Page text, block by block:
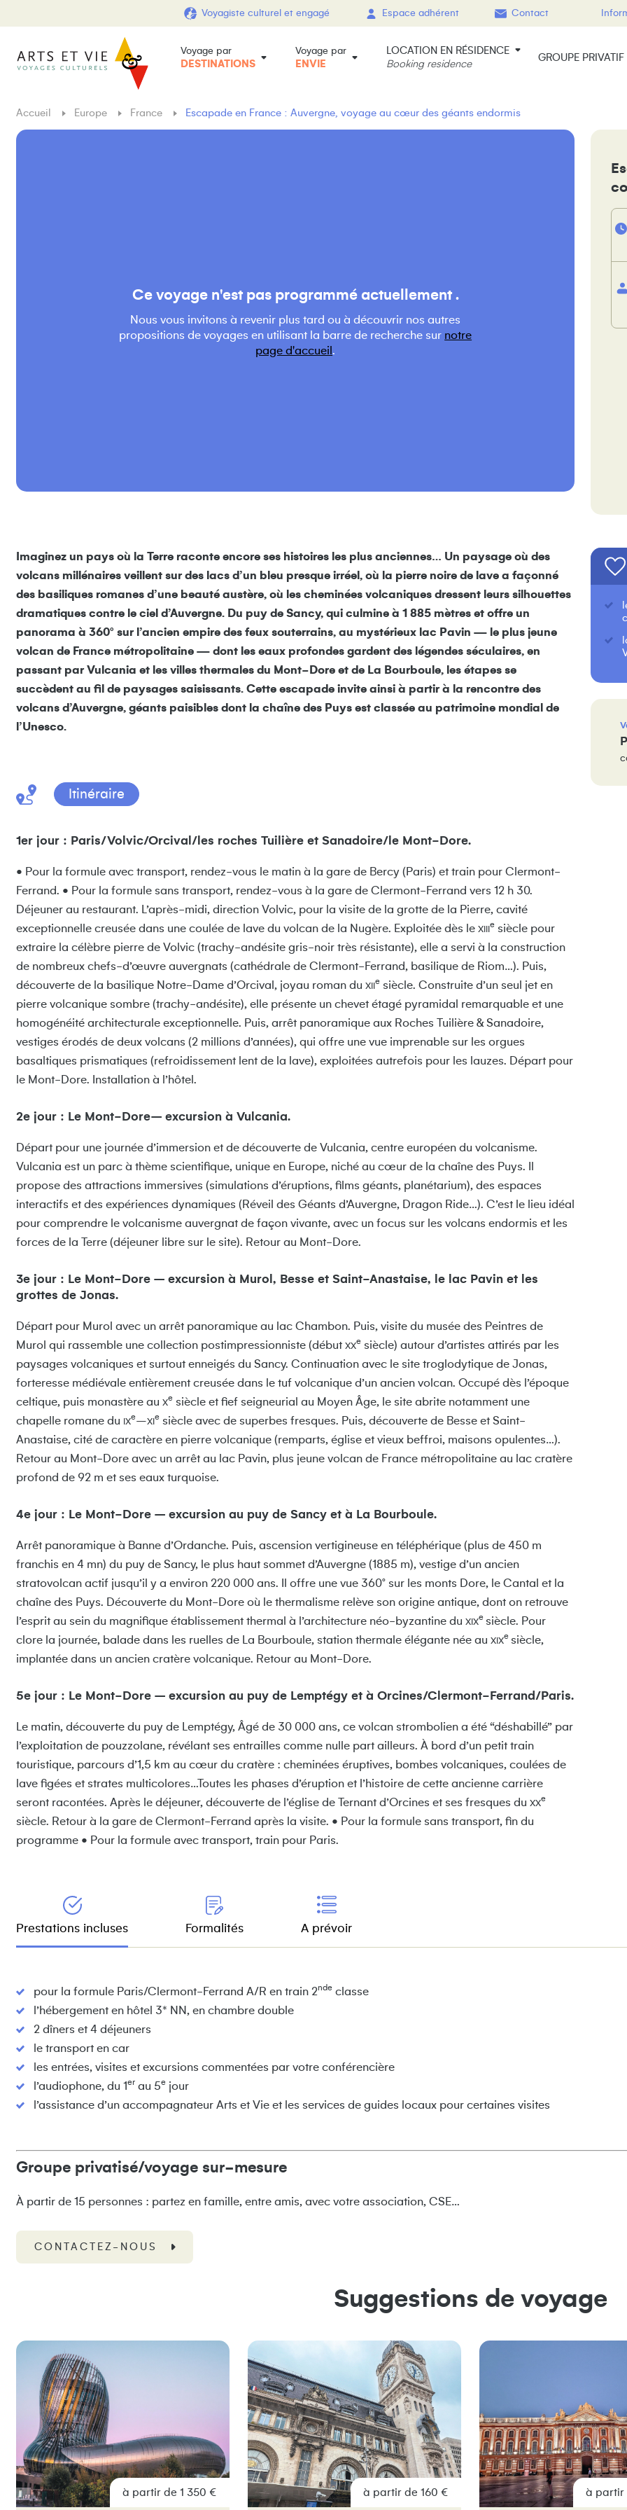
Voyagiste culturel et engagé Espace adhérent Contact
Voyage par
DESTINATIONS
Voyage par
ENVIE
LOCATION EN RÉSIDENCE
Booking residence
GROUPE PRIVATIF
Accueil Europe France Escapade en France : Auvergne, voyage au cœur des géants endormis
Ce voyage n'est pas programmé actuellement .
Nous vous invitons à revenir plus tard ou à découvrir nos autres
propositions de voyages en utilisant la barre de recherche sur notre
page d'accueil.
Imaginez un pays où la Terre raconte encore ses histoires les plus anciennes… Un paysage où des
volcans millénaires veillent sur des lacs d’un bleu presque irréel, où la pierre noire de lave a façonné
des basiliques romanes d’une beauté austère, où les cheminées volcaniques dressent leurs silhouettes
dramatiques contre le ciel d’Auvergne. Du puy de Sancy, qui culmine à 1 885 mètres et offre un
panorama à 360° sur l’ancien empire des feux souterrains, au mystérieux lac Pavin — le plus jeune
volcan de France métropolitaine — dont les eaux profondes gardent des légendes séculaires, en
passant par Vulcania et les villes thermales du Mont-Dore et de La Bourboule, les étapes se
succèdent au fil de paysages saisissants. Cette escapade invite ainsi à partir à la rencontre des
volcans d’Auvergne, géants paisibles dont la chaîne des Puys est classée au patrimoine mondial de
l’Unesco.
Itinéraire
1er jour : Paris/Volvic/Orcival/les roches Tuilière et Sanadoire/le Mont-Dore.
• Pour la formule avec transport, rendez-vous le matin à la gare de Bercy (Paris) et train pour Clermont-
Ferrand. • Pour la formule sans transport, rendez-vous à la gare de Clermont-Ferrand vers 12 h 30.
Déjeuner au restaurant. L’après-midi, direction Volvic, pour la visite de la grotte de la Pierre, cavité
exceptionnelle creusée dans une coulée de lave du volcan de la Nugère. Exploitée dès le XIIIe siècle pour
extraire la célèbre pierre de Volvic (trachy-andésite gris-noir très résistante), elle a servi à la construction
de nombreux chefs-d’œuvre auvergnats (cathédrale de Clermont-Ferrand, basilique de Riom…). Puis,
découverte de la basilique Notre-Dame d’Orcival, joyau roman du XIIe siècle. Construite d’un seul jet en
pierre volcanique sombre (trachy-andésite), elle présente un chevet étagé pyramidal remarquable et une
homogénéité architecturale exceptionnelle. Puis, arrêt panoramique aux Roches Tuilière & Sanadoire,
vestiges érodés de deux volcans (2 millions d’années), qui offre une vue imprenable sur les orgues
basaltiques prismatiques (refroidissement lent de la lave), exploitées autrefois pour les lauzes. Départ pour
le Mont-Dore. Installation à l’hôtel.
2e jour : Le Mont-Dore– excursion à Vulcania.
Départ pour une journée d’immersion et de découverte de Vulcania, centre européen du volcanisme.
Vulcania est un parc à thème scientifique, unique en Europe, niché au cœur de la chaîne des Puys. Il
propose des attractions immersives (simulations d’éruptions, films géants, planétarium), des espaces
interactifs et des expériences dynamiques (Réveil des Géants d’Auvergne, Dragon Ride…). C’est le lieu idéal
pour comprendre le volcanisme auvergnat de façon vivante, avec un focus sur les volcans endormis et les
forces de la Terre (déjeuner libre sur le site). Retour au Mont-Dore.
3e jour : Le Mont-Dore – excursion à Murol, Besse et Saint-Anastaise, le lac Pavin et les
grottes de Jonas.
Départ pour Murol avec un arrêt panoramique au lac Chambon. Puis, visite du musée des Peintres de
Murol qui rassemble une collection postimpressionniste (début XXe siècle) autour d’artistes attirés par les
paysages volcaniques et surtout enneigés du Sancy. Continuation avec le site troglodytique de Jonas,
forteresse médiévale entièrement creusée dans le tuf volcanique d’un ancien volcan. Occupé dès l’époque
celtique, puis monastère au Xe siècle et fief seigneurial au Moyen Âge, le site abrite notamment une
chapelle romane du IXe–XIe siècle avec de superbes fresques. Puis, découverte de Besse et Saint-
Anastaise, cité de caractère en pierre volcanique (remparts, église et vieux beffroi, maisons opulentes…).
Retour au Mont-Dore avec un arrêt au lac Pavin, plus jeune volcan de France métropolitaine au lac cratère
profond de 92 m et ses eaux turquoise.
4e jour : Le Mont-Dore – excursion au puy de Sancy et à La Bourboule.
Arrêt panoramique à Banne d’Ordanche. Puis, ascension vertigineuse en téléphérique (plus de 450 m
franchis en 4 mn) du puy de Sancy, le plus haut sommet d’Auvergne (1885 m), vestige d’un ancien
stratovolcan actif jusqu’il y a environ 220 000 ans. Il offre une vue 360° sur les monts Dore, le Cantal et la
chaîne des Puys. Découverte du Mont-Dore où le thermalisme relève son origine antique, dont on retrouve
l’esprit au sein du magnifique établissement thermal à l’architecture néo-byzantine du XIXe siècle. Pour
clore la journée, balade dans les ruelles de La Bourboule, station thermale élégante née au XIXe siècle,
implantée dans un ancien cratère volcanique. Retour au Mont-Dore.
5e jour : Le Mont-Dore – excursion au puy de Lemptégy et à Orcines/Clermont-Ferrand/Paris.
Le matin, découverte du puy de Lemptégy, Âgé de 30 000 ans, ce volcan strombolien a été “déshabillé” par
l’exploitation de pouzzolane, révélant ses entrailles comme nulle part ailleurs. À bord d’un petit train
touristique, parcours d’1,5 km au cœur du cratère : cheminées éruptives, bombes volcaniques, coulées de
lave figées et strates multicolores…Toutes les phases d’éruption et l’histoire de cette ancienne carrière
seront racontées. Après le déjeuner, découverte de l’église de Ternant d’Orcines et ses fresques du XXe
siècle. Retour à la gare de Clermont-Ferrand après la visite. • Pour la formule sans transport, fin du
programme • Pour la formule avec transport, train pour Paris.
Prestations incluses Formalités A prévoir
pour la formule Paris/Clermont-Ferrand A/R en train 2nde classe
l’hébergement en hôtel 3* NN, en chambre double
2 dîners et 4 déjeuners
le transport en car
les entrées, visites et excursions commentées par votre conférencière
l’audiophone, du 1er au 5e jour
l’assistance d’un accompagnateur Arts et Vie et les services de guides locaux pour certaines visites
Groupe privatisé/voyage sur-mesure
À partir de 15 personnes : partez en famille, entre amis, avec votre association, CSE…
CONTACTEZ-NOUS
Suggestions de voyage
à partir de 1 350 € à partir de 160 € à partir